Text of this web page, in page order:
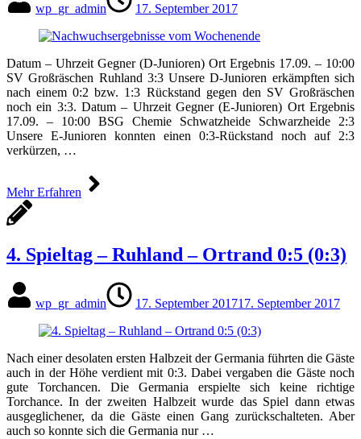
wp_gr_admin 17. September 2017
Datum – Uhrzeit Gegner (D-Junioren) Ort Ergebnis 17.09. – 10:00
SV Großräschen Ruhland 3:3 Unsere D-Junioren erkämpften sich
nach einem 0:2 bzw. 1:3 Rückstand gegen den SV Großräschen
noch ein 3:3. Datum – Uhrzeit Gegner (E-Junioren) Ort Ergebnis
17.09. – 10:00 BSG Chemie Schwatzheide Schwarzheide 2:3
Unsere E-Junioren konnten einen 0:3-Rückstand noch auf 2:3
verkürzen, …
Mehr Erfahren
4. Spieltag – Ruhland – Ortrand 0:5 (0:3)
wp_gr_admin 17. September 201717. September 2017
Nach einer desolaten ersten Halbzeit der Germania führten die Gäste
auch in der Höhe verdient mit 0:3. Dabei vergaben die Gäste noch
gute Torchancen. Die Germania erspielte sich keine richtige
Torchance. In der zweiten Halbzeit wurde das Spiel dann etwas
ausgeglichener, da die Gäste einen Gang zurückschalteten. Aber
auch so konnte sich die Germania nur …